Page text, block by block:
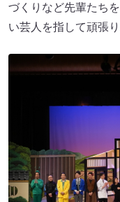
づくりなど先輩たち
い芸人を指して頑張